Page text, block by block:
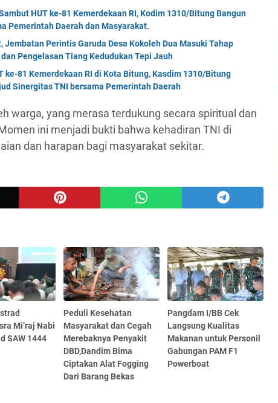
HUT ke-81 Kemerdekaan RI, Kodim 1310/Bitung Bangun
Pemerintah Daerah dan Masyarakat.
Jembatan Perintis Garuda Desa Kokoleh Dua Masuki Tahap
Pengelasan Tiang Kedudukan Tepi Jauh
ke-81 Kemerdekaan RI di Kota Bitung, Kasdim 1310/Bitung
Sinergitas TNI bersama Pemerintah Daerah
warga, yang merasa terdukung secara spiritual dan
ini menjadi bukti bahwa kehadiran TNI di
dan harapan bagi masyarakat sekitar.
Mi’raj Nabi
SAW 1444
Peduli Kesehatan
Masyarakat dan Cegah
Merebaknya Penyakit
DBD,Dandim Bima
Ciptakan Alat Fogging
Dari Barang Bekas
Pangdam I/BB Cek
Langsung Kualitas
Makanan untuk Personil
Gabungan PAM F1
Powerboat